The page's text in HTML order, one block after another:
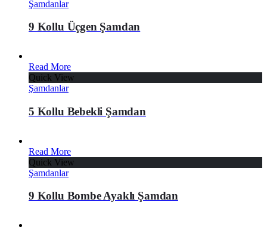
Şamdanlar
9 Kollu Üçgen Şamdan
Read More
Quick View
Şamdanlar
5 Kollu Bebekli Şamdan
Read More
Quick View
Şamdanlar
9 Kollu Bombe Ayaklı Şamdan